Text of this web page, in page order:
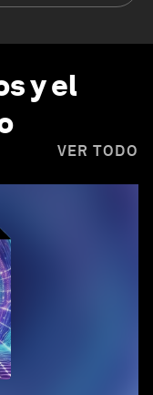
y el
VER TODO